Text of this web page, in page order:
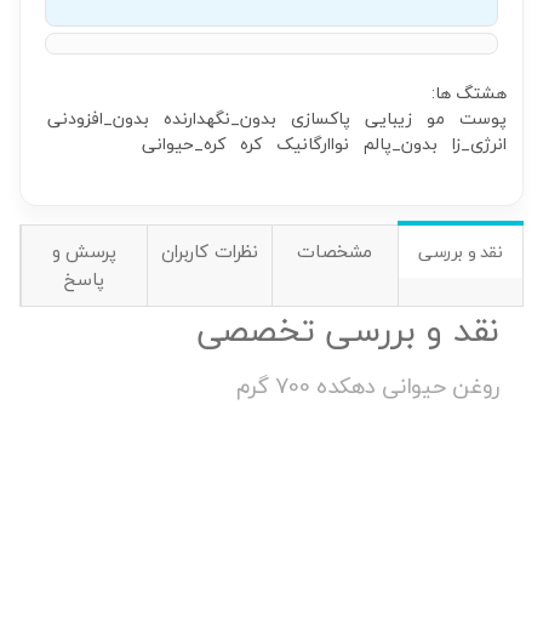
هشتگ ها:
پوست مو زیبایی پاکسازی بدون_نگهدارنده بدون_افزودنی
انرژی_زا بدون_پالم نواارگانیک کره کره_حیوانی
نقد و بررسی مشخصات نظرات کاربران
پرسش و
پاسخ
نقد و بررسی تخصصی
روغن حیوانی دهکده 700 گرم